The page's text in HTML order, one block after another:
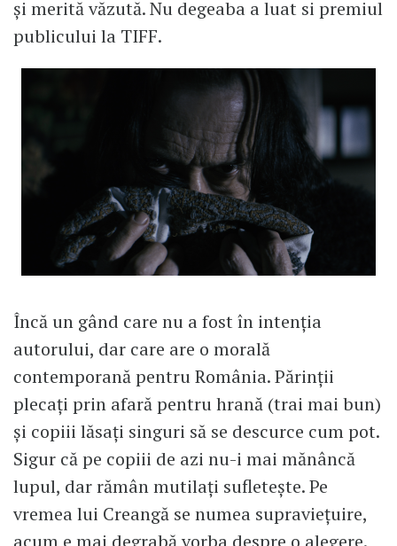
și merită văzută. Nu degeaba a luat si premiul
publicului la TIFF.
Încă un gând care nu a fost în intenția
autorului, dar care are o morală
contemporană pentru România. Părinții
plecați prin afară pentru hrană (trai mai bun)
și copiii lăsați singuri să se descurce cum pot.
Sigur că pe copiii de azi nu-i mai mănâncă
lupul, dar rămân mutilați sufletește. Pe
vremea lui Creangă se numea supraviețuire,